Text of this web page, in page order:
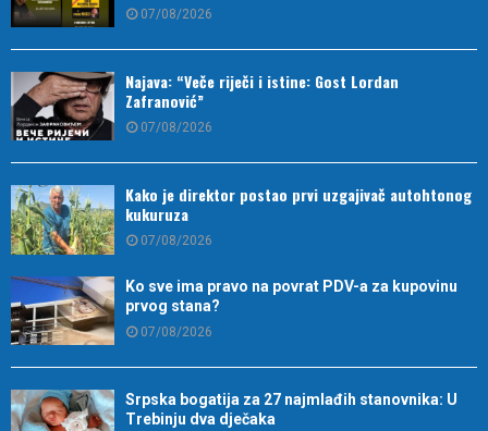
07/08/2026
Najava: “Veče riječi i istine: Gost Lordan
Zafranović”
07/08/2026
Kako je direktor postao prvi uzgajivač autohtonog
kukuruza
07/08/2026
Ko sve ima pravo na povrat PDV-a za kupovinu
prvog stana?
07/08/2026
Srpska bogatija za 27 najmlađih stanovnika: U
Trebinju dva dječaka